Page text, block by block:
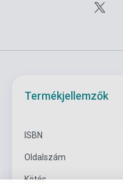
Termékjellemzők
ISBN
Oldalszám
Kötés